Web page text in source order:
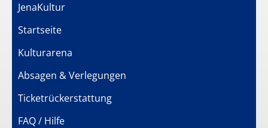
JenaKultur
Startseite
Kulturarena
Absagen & Verlegungen
Ticketrückerstattung
FAQ / Hilfe